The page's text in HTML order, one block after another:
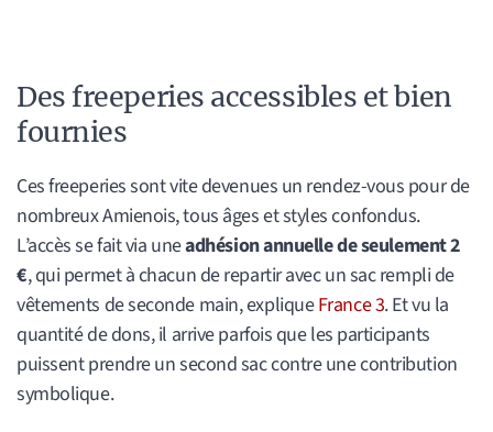
Des freeperies accessibles et bien
fournies
Ces freeperies sont vite devenues un rendez-vous pour de
nombreux Amienois, tous âges et styles confondus.
L’accès se fait via uneadhésion annuelle de seulement 2
€, qui permet à chacun de repartir avec un sac rempli de
vêtements de seconde main, expliqueFrance 3. Et vu la
quantité de dons, il arrive parfois que les participants
puissent prendre un second sac contre une contribution
symbolique.